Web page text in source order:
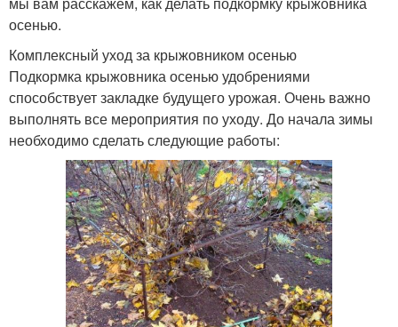
осенью.
Комплексный уход за крыжовником осенью
Подкормка крыжовника осенью удобрениями
способствует закладке будущего урожая. Очень важно
выполнять все мероприятия по уходу. До начала зимы
необходимо сделать следующие работы: